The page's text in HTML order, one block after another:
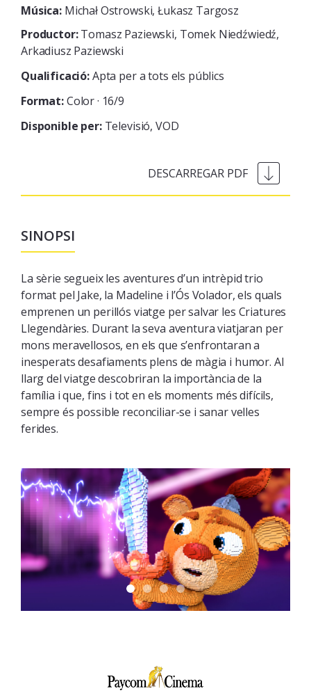
Música:Michał Ostrowski, Łukasz Targosz
Productor:Tomasz Paziewski, Tomek Niedźwiedź,
Arkadiusz Paziewski
Qualificació:Apta per a tots els públics
Format:Color · 16/9
Disponible per: Televisió VOD
SINOPSI
La sèrie segueix les aventures d’un intrèpid trio
format pel Jake, la Madeline i l’Ós Volador, els quals
emprenen un perillós viatge per salvar les Criatures
Llegendàries. Durant la seva aventura viatjaran per
mons meravellosos, en els que s’enfrontaran a
inesperats desafiaments plens de màgia i humor. Al
llarg del viatge descobriran la importància de la
família i que, fins i tot en els moments més difícils,
sempre és possible reconciliar-se i sanar velles
ferides.